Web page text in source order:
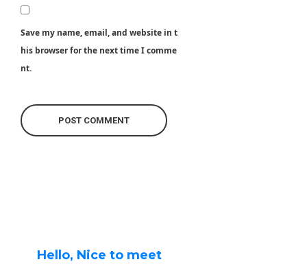
Save my name, email, and website in t
his browser for the next time I comme
nt.
Hello, Nice to meet